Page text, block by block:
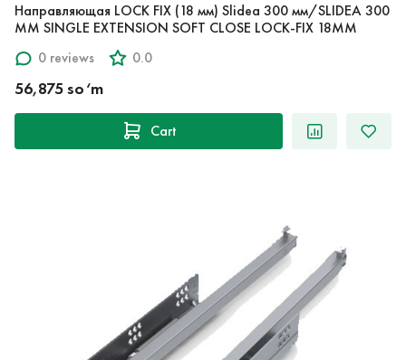
Направляющая LOCK FIX (18 мм) Slidea 300 мм/SLIDEA 300
MM SINGLE EXTENSION SOFT CLOSE LOCK-FIX 18MM
0 reviews
0.0
56,875 so‘m
Cart